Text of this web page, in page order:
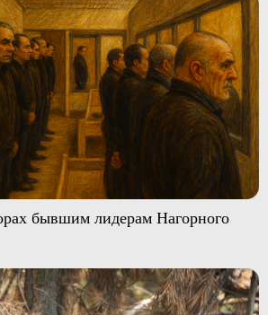
бывшим лидерам Нагорного